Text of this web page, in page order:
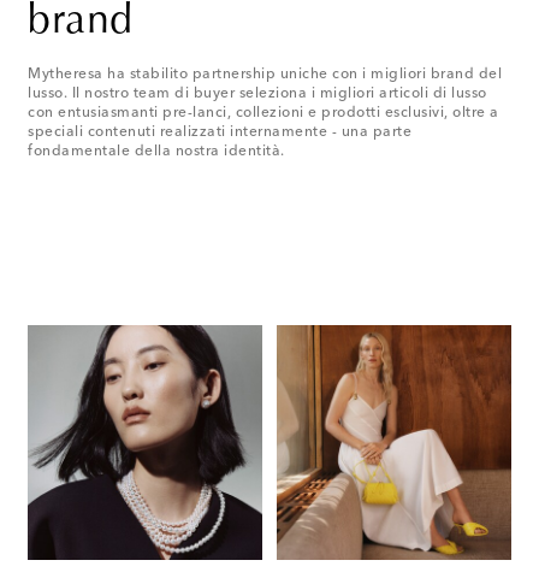
brand
Mytheresa ha stabilito partnership uniche con i migliori brand del
lusso. Il nostro team di buyer seleziona i migliori articoli di lusso
con entusiasmanti pre-lanci, collezioni e prodotti esclusivi, oltre a
speciali contenuti realizzati internamente - una parte
fondamentale della nostra identità.